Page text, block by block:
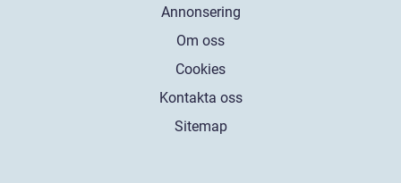
Annonsering
Om oss
Cookies
Kontakta oss
Sitemap